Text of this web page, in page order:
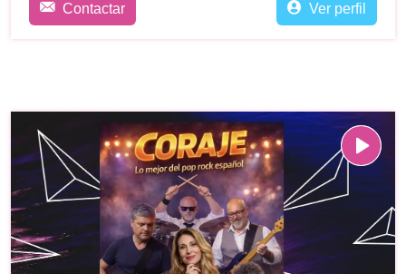
Contactar Ver perfil